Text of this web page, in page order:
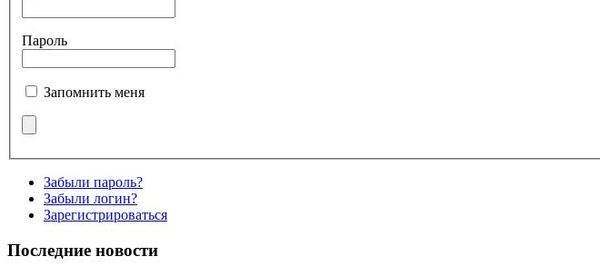
Пароль
Запомнить меня
Забыли пароль?
Забыли логин?
Зарегистрироваться
Последние новости